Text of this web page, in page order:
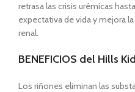
retrasa las crisis urémicas
expectativa de vida y mejora
renal.
BENEFICIOS del Hills
Los riñones eliminan las